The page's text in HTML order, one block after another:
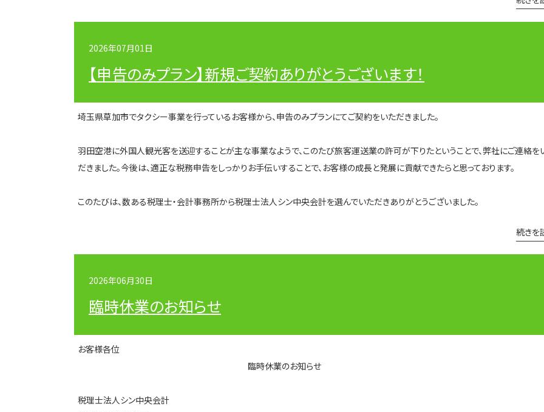
2026年07月01日
【申告のみプラン】新規ご契約ありがとうございます！
埼玉県草加市でタクシー事業を行っている お客様から、申告のみプランにてご契約をいただきました。
羽田空港に外国人観光客を送迎することが主な事業なようで、このたび旅客運送業の許可が下りたということで、弊社にご連絡を
だきました。今後は、適正な税務申告をしっかりお手伝いすることで、お客様の成長と発展に貢献できたらと思っております。
このたびは、数ある税理士・会計事務所から税理士法人シン中央会計を選んでいただきありがとうございました。
続きを
2026年06月30日
臨時休業のお知らせ
お客様各位
臨時休業のお知らせ
税理士法人シン中央会計